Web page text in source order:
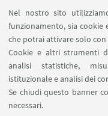
Nel nostro sito
funzionamento, sia
che potrai attivare solo
Cookie e altri strumenti
analisi statistiche,
istituzionale e analisi dei
Se chiudi questo banner
necessari.